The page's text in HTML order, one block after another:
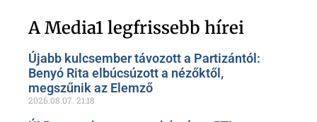
oldalunkon!
A Media1 legfrissebb hírei
Újabb kulcsember távozott a Partizántól:
Benyó Rita elbúcsúzott a nézőktől,
megszűnik az Elemző
2026.08.07. 21:18